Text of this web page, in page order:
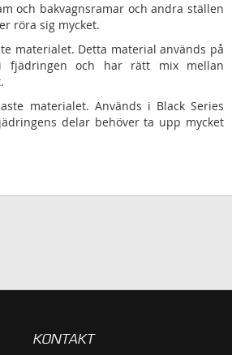
och bakvagnsramar och andra ställen
röra sig mycket.
materialet. Detta material används på
fjädringen och har rätt mix mellan
materialet. Används i Black Series
delar behöver ta upp mycket
KONTAKT